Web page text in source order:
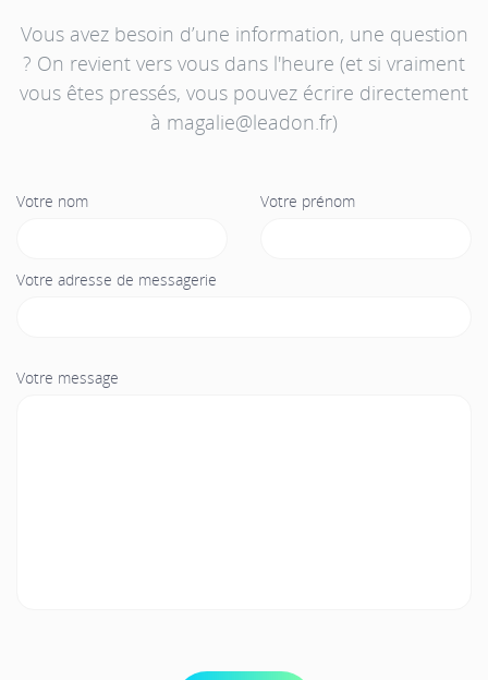
Vous avez besoin d’une information, une question
? On revient vers vous dans l'heure (et si vraiment
vous êtes pressés, vous pouvez écrire directement
à magalie@leadon.fr)
Votre nom Votre prénom
Votre adresse de messagerie
Votre message